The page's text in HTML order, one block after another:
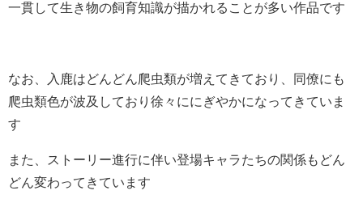
一貫して生き物の飼育知識が描かれることが多い作品です
なお、入鹿はどんどん爬虫類が増えてきており、同僚にも
爬虫類色が波及しており徐々ににぎやかになってきていま
す
また、ストーリー進行に伴い登場キャラたちの関係もどん
どん変わってきています